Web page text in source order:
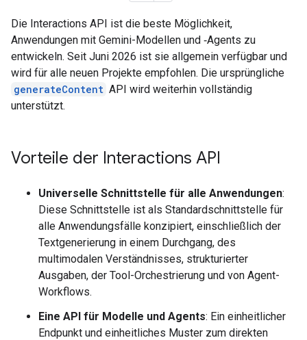
Die Interactions API ist die beste Möglichkeit,
Anwendungen mit Gemini-Modellen und ‑Agents zu
entwickeln. Seit Juni 2026 ist sie allgemein verfügbar und
wird für alle neuen Projekte empfohlen. Die ursprüngliche
generateContent API wird weiterhin vollständig
unterstützt.
Vorteile der Interactions API
Universelle Schnittstelle für alle Anwendungen:
Diese Schnittstelle ist als Standardschnittstelle für
alle Anwendungsfälle konzipiert, einschließlich der
Textgenerierung in einem Durchgang, des
multimodalen Verständnisses, strukturierter
Ausgaben, der Tool-Orchestrierung und von Agent-
Workflows.
Eine API für Modelle und Agents: Ein einheitlicher
Endpunkt und einheitliches Muster zum direkten